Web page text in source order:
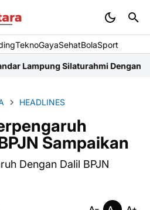
TeknoGayaSehatBolaSport
Silaturahmi Dengan Kapolresta
HEADLINES
Sampaikan
Dengan Dalil BPJN